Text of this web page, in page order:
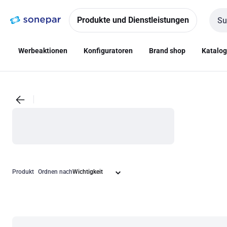
NavigationInhalt
Produkte und Dienstleistungen
Werbeaktionen Konfiguratoren Brand shop
Produkt Ordnen nach